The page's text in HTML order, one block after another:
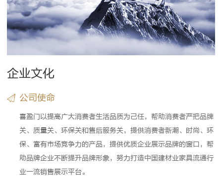
企业文化
公司使命
喜盈门以提高广大消费者生活品质为己任，帮助消费者严把品牌
关、质量关、环保关和售后服务关，提供消费者新潮、时尚、环
保、富有市场竞争力的产品，提供优质企业展示品牌的窗口，帮
助品牌企业不断提升品牌形象，努力打造中国建材业家具流通行
业一流销售展示平台。